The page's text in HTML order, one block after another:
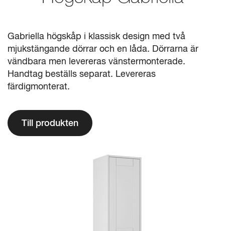
Gabriella högskåp i klassisk design med två
mjukstängande dörrar och en låda. Dörrarna är
vändbara men levereras vänstermonterade.
Handtag beställs separat. Levereras
färdigmonterat.
Till produkten